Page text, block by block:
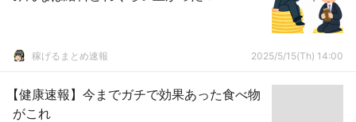
稼げるまとめ速報 2025/5/15(Th) 14:00
【健康速報】今までガチで効果あった食べ物
がこれ